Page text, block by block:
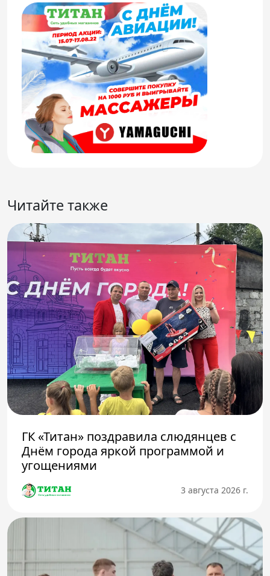
Читайте также
ГК «Титан» поздравила слюдянцев с
Днём города яркой программой и
угощениями
3 августа 2026 г.